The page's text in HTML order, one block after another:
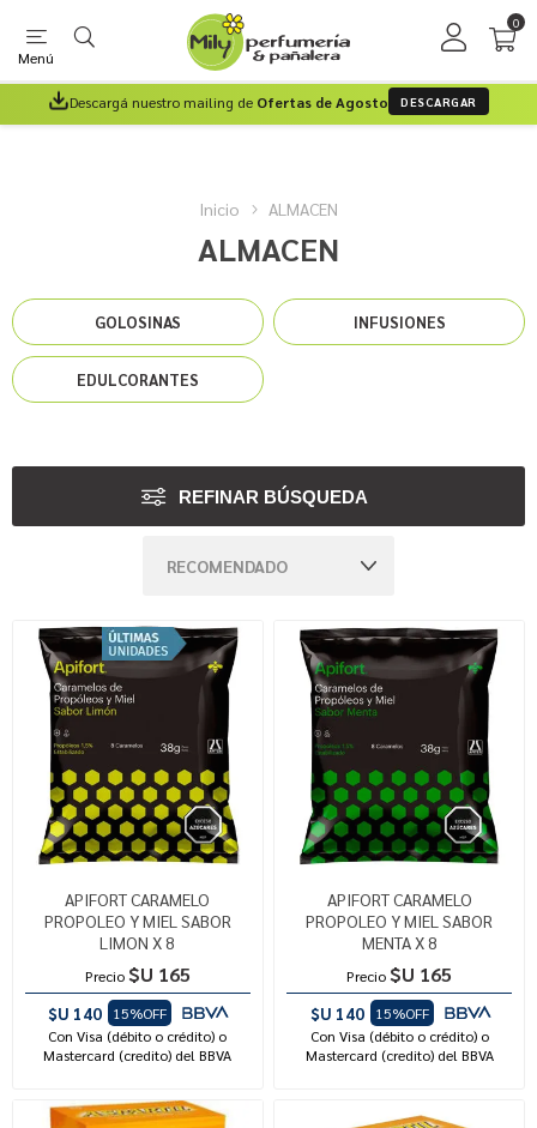
Menú
0
Descargá nuestro mailing de Ofertas de Agosto DESCARGAR
Inicio ALMACEN
ALMACEN
GOLOSINAS INFUSIONES
EDULCORANTES
REFINAR BÚSQUEDA
APIFORT CARAMELO
PROPOLEO Y MIEL SABOR
LIMON X 8
Precio $U 165
$U 140
15%OFF
Con Visa (débito o crédito) o
Mastercard (credito) del BBVA
APIFORT CARAMELO
PROPOLEO Y MIEL SABOR
MENTA X 8
Precio $U 165
$U 140
15%OFF
Con Visa (débito o crédito) o
Mastercard (credito) del BBVA